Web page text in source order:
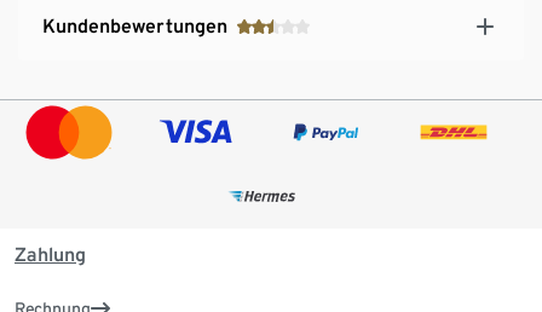
Kundenbewertungen
Zahlung